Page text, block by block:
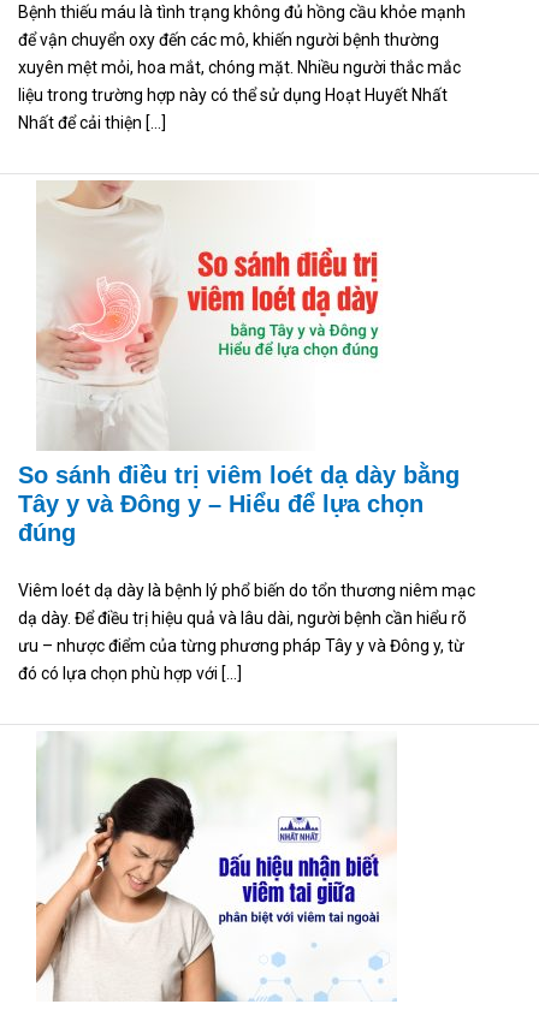
Bệnh thiếu máu là tình trạng không đủ hồng cầu khỏe mạnh
để vận chuyển oxy đến các mô, khiến người bệnh thường
xuyên mệt mỏi, hoa mắt, chóng mặt. Nhiều người thắc mắc
liệu trong trường hợp này có thể sử dụng Hoạt Huyết Nhất
Nhất để cải thiện […]
So sánh điều trị viêm loét dạ dày bằng
Tây y và Đông y – Hiểu để lựa chọn
đúng
Viêm loét dạ dày là bệnh lý phổ biến do tổn thương niêm mạc
dạ dày. Để điều trị hiệu quả và lâu dài, người bệnh cần hiểu rõ
ưu – nhược điểm của từng phương pháp Tây y và Đông y, từ
đó có lựa chọn phù hợp với […]